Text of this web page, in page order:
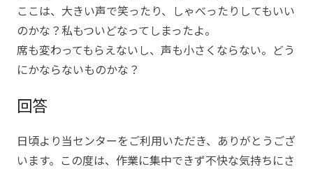
ここは、大きい声で笑ったり、しゃべったりしてもいい
のかな？私もついどなってしまったよ。
席も変わってもらえないし、声も小さくならない。どう
にかならないものかな？
回答
日頃より当センターをご利用いただき、ありがとうござ
います。この度は、作業に集中できず不快な気持ちにさ